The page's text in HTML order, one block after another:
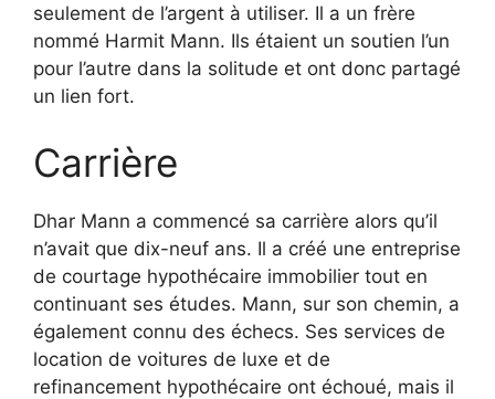
seulement de l’argent à utiliser. Il a un frère
nommé Harmit Mann. Ils étaient un soutien l’un
pour l’autre dans la solitude et ont donc partagé
un lien fort.
Carrière
Dhar Mann a commencé sa carrière alors qu’il
n’avait que dix-neuf ans. Il a créé une entreprise
de courtage hypothécaire immobilier tout en
continuant ses études. Mann, sur son chemin, a
également connu des échecs. Ses services de
location de voitures de luxe et de
refinancement hypothécaire ont échoué, mais il